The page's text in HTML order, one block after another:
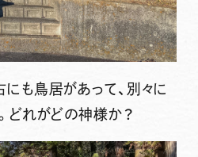
も鳥居があって、別々に
どれがどの神様か？